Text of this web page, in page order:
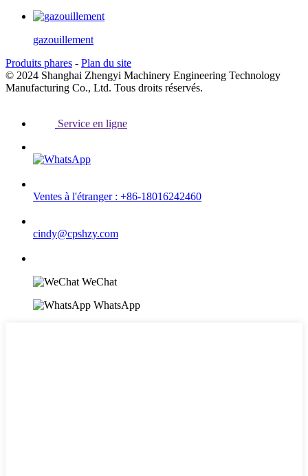
gazouillement
Produits phares - Plan du site
© 2024 Shanghai Zhengyi Machinery Engineering Technology
Manufacturing Co., Ltd. Tous droits réservés.
Service en ligne
Ventes à l'étranger : +86-18016242460
cindy@cpshzy.com
WeChat
WhatsApp